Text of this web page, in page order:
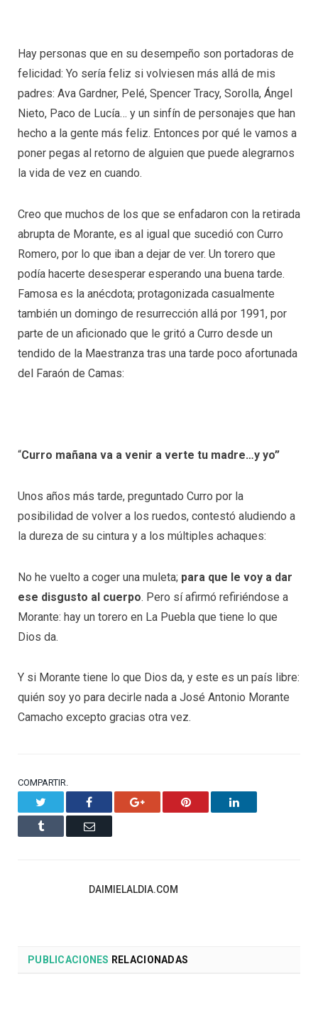
Hay personas que en su desempeño son portadoras de
felicidad: Yo sería feliz si volviesen más allá de mis
padres: Ava Gardner, Pelé, Spencer Tracy, Sorolla, Ángel
Nieto, Paco de Lucía… y un sinfín de personajes que han
hecho a la gente más feliz. Entonces por qué le vamos a
poner pegas al retorno de alguien que puede alegrarnos
la vida de vez en cuando.
Creo que muchos de los que se enfadaron con la retirada
abrupta de Morante, es al igual que sucedió con Curro
Romero, por lo que iban a dejar de ver. Un torero que
podía hacerte desesperar esperando una buena tarde.
Famosa es la anécdota; protagonizada casualmente
también un domingo de resurrección allá por 1991, por
parte de un aficionado que le gritó a Curro desde un
tendido de la Maestranza tras una tarde poco afortunada
del Faraón de Camas:
“Curro mañana va a venir a verte tu madre…y yo”
Unos años más tarde, preguntado Curro por la
posibilidad de volver a los ruedos, contestó aludiendo a
la dureza de su cintura y a los múltiples achaques:
No he vuelto a coger una muleta; para que le voy a dar
ese disgusto al cuerpo. Pero sí afirmó refiriéndose a
Morante: hay un torero en La Puebla que tiene lo que
Dios da.
Y si Morante tiene lo que Dios da, y este es un país libre:
quién soy yo para decirle nada a José Antonio Morante
Camacho excepto gracias otra vez.
COMPARTIR.
Facebook Google+ Pinterest LinkedIn
Tumblr Email
DAIMIELALDIA.COM
PUBLICACIONES RELACIONADAS